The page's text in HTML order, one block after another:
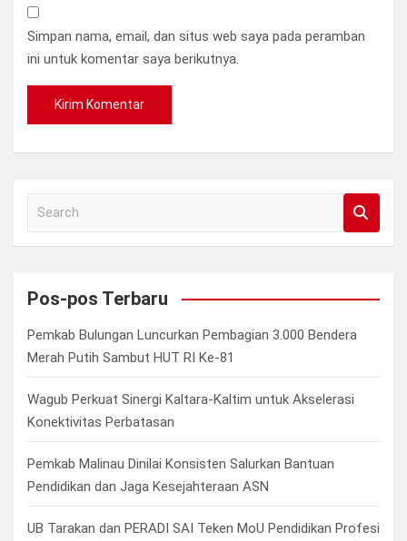
Simpan nama, email, dan situs web saya pada peramban
ini untuk komentar saya berikutnya.
a
c
Pos-pos Terbaru
Pemkab Bulungan Luncurkan Pembagian 3.000 Bendera
Merah Putih Sambut HUT RI Ke-81
Wagub Perkuat Sinergi Kaltara-Kaltim untuk Akselerasi
Konektivitas Perbatasan
Pemkab Malinau Dinilai Konsisten Salurkan Bantuan
Pendidikan dan Jaga Kesejahteraan ASN
UB Tarakan dan PERADI SAI Teken MoU Pendidikan Profesi